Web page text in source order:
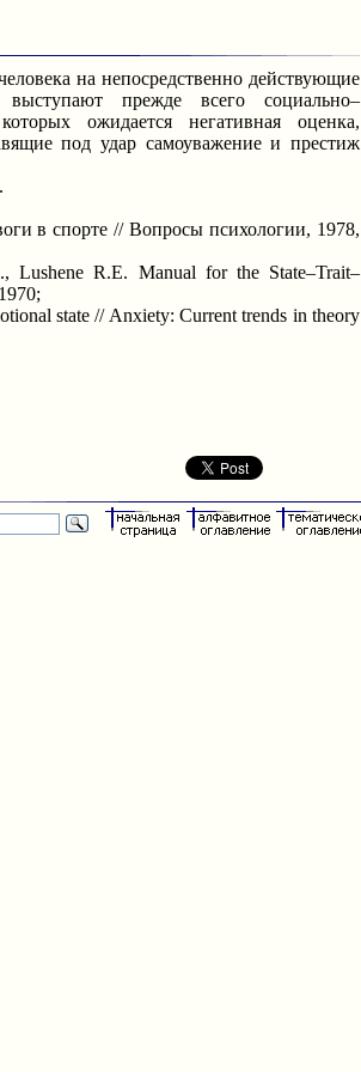
на непосредственно действующие
прежде всего социально–
ожидается негативная оценка,
под удар самоуважение и престиж
в спорте // Вопросы психологии, 1978,
R.E. Manual for the State–Trait–
state // Anxiety: Current trends in theory